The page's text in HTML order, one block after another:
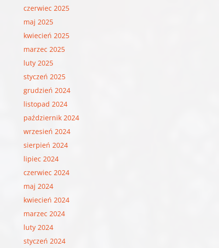
czerwiec 2025
maj 2025
kwiecień 2025
marzec 2025
luty 2025
styczeń 2025
grudzień 2024
listopad 2024
październik 2024
wrzesień 2024
sierpień 2024
lipiec 2024
czerwiec 2024
maj 2024
kwiecień 2024
marzec 2024
luty 2024
styczeń 2024